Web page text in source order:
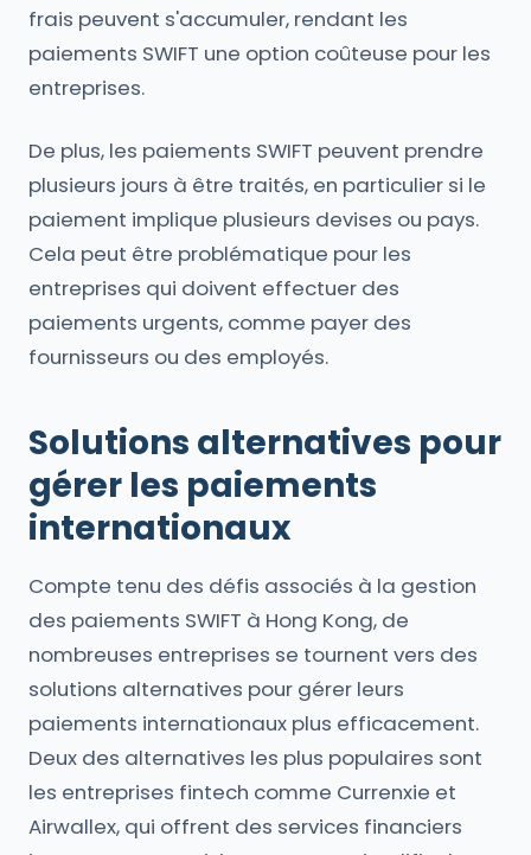
frais peuvent s'accumuler, rendant les
paiements SWIFT une option coûteuse pour les
entreprises.
De plus, les paiements SWIFT peuvent prendre
plusieurs jours à être traités, en particulier si le
paiement implique plusieurs devises ou pays.
Cela peut être problématique pour les
entreprises qui doivent effectuer des
paiements urgents, comme payer des
fournisseurs ou des employés.
Solutions alternatives pour
gérer les paiements
internationaux
Compte tenu des défis associés à la gestion
des paiements SWIFT à Hong Kong, de
nombreuses entreprises se tournent vers des
solutions alternatives pour gérer leurs
paiements internationaux plus efficacement.
Deux des alternatives les plus populaires sont
les entreprises fintech comme Currenxie et
Airwallex, qui offrent des services financiers